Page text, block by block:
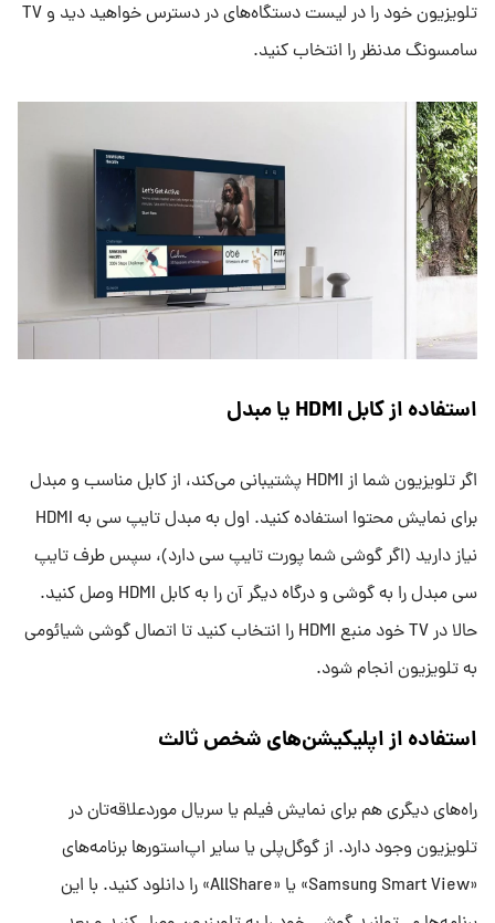
تلویزیون خود را در لیست دستگاه‌های در دسترس خواهید دید و TV
سامسونگ مدنظر را انتخاب کنید.
استفاده از کابل HDMI یا مبدل
اگر تلویزیون شما از HDMI پشتیبانی می‌کند، از کابل مناسب و مبدل
برای نمایش محتوا استفاده کنید. اول به مبدل تایپ سی به HDMI
نیاز دارید (اگر گوشی شما پورت تایپ سی دارد)، سپس طرف تایپ
سی مبدل را به گوشی و درگاه دیگر آن را به کابل HDMI وصل کنید.
حالا در TV خود منبع HDMI را انتخاب کنید تا اتصال گوشی شیائومی
به تلویزیون انجام شود.
استفاده از اپلیکیشن‌های شخص ثالث
راه‌های دیگری هم برای نمایش فیلم یا سریال موردعلاقه‌تان در
تلویزیون وجود دارد. از گوگل‌پلی یا سایر اپ‌استورها برنامه‌های
«Samsung Smart View» یا «AllShare» را دانلود کنید. با این